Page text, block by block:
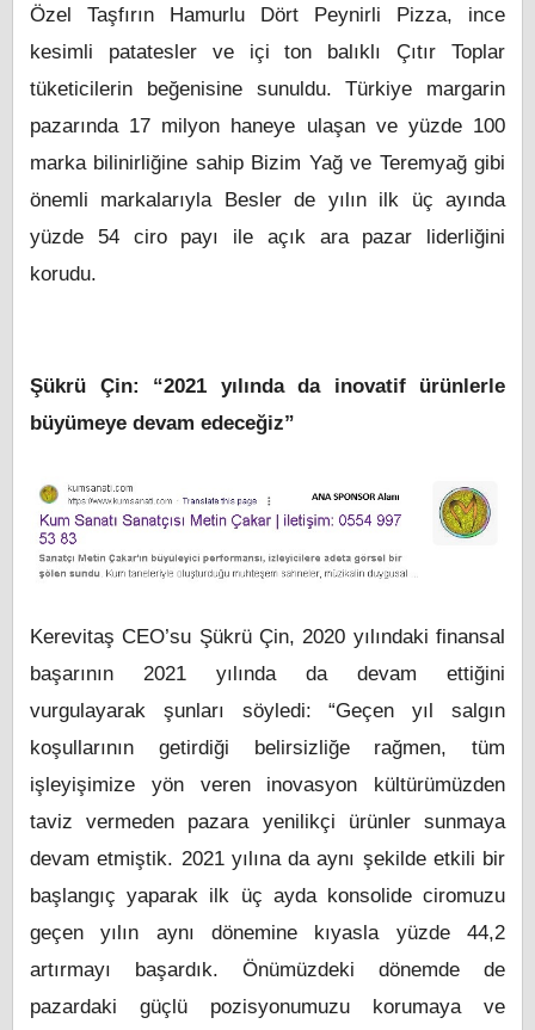
Özel Taşfırın Hamurlu Dört Peynirli Pizza, ince
kesimli patatesler ve içi ton balıklı Çıtır Toplar
tüketicilerin beğenisine sunuldu. Türkiye margarin
pazarında 17 milyon haneye ulaşan ve yüzde 100
marka bilinirliğine sahip Bizim Yağ ve Teremyağ gibi
önemli markalarıyla Besler de yılın ilk üç ayında
yüzde 54 ciro payı ile açık ara pazar liderliğini
korudu.
Şükrü Çin: “2021 yılında da inovatif ürünlerle
büyümeye devam edeceğiz”
Kerevitaş CEO’su Şükrü Çin, 2020 yılındaki finansal
başarının 2021 yılında da devam ettiğini
vurgulayarak şunları söyledi: “Geçen yıl salgın
koşullarının getirdiği belirsizliğe rağmen, tüm
işleyişimize yön veren inovasyon kültürümüzden
taviz vermeden pazara yenilikçi ürünler sunmaya
devam etmiştik. 2021 yılına da aynı şekilde etkili bir
başlangıç yaparak ilk üç ayda konsolide ciromuzu
geçen yılın aynı dönemine kıyasla yüzde 44,2
artırmayı başardık. Önümüzdeki dönemde de
pazardaki güçlü pozisyonumuzu korumaya ve